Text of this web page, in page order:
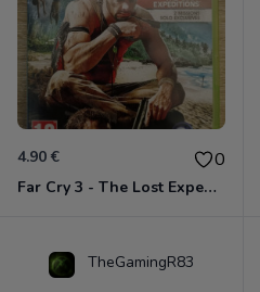
4.90 € 0
Far Cry 3 - The Lost Expeditions - Edition Spéciale Xbox 360
TheGamingR83